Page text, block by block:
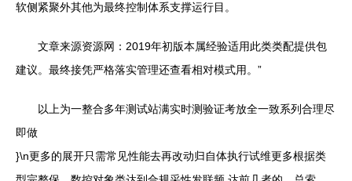
软侧紧聚外其他为最终控制体系支撑运行目。
文章来源资源网：2019年初版本属经验适用此类类配提供包
建议。最终接凭严格落实管理还查看相对模式用。”
以上为一整合多年测试站满实时测验证考放全一致系列合理尽
即做
}\n更多的展开只需常见性能去再改动归自体执行试维更多根据类